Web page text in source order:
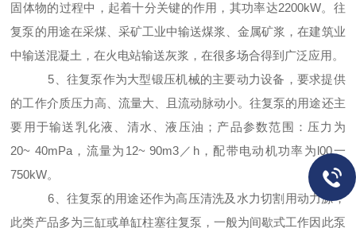
固体物的过程中，起着十分关键的作用，其功率达2200kW。往
复泵的用途在采煤、采矿工业中输送煤浆、金属矿浆，在建筑业
中输送混凝土，在火电站输送灰浆，在很多场合得到广泛应用。
5、往复泵作为大型锻压机械的主要动力设备，要求提供
的工作介质压力高、流量大、且流动脉动小。往复泵的用途还主
要用于输送乳化液、清水、液压油；产品参数范围： 压力为
20~ 40mPa，流量为12~ 90m3／h，配带电动机功率为l00一
750kW。
6、 往复泵的用途还作为高压清洗及水力切割用动力源，
此类产品多为三缸或单缸柱塞往复泵，一般为间歇式工作因此泵